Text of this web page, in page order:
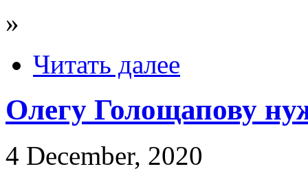
»
Читать далее
Олегу Голощапову
4 December, 2020